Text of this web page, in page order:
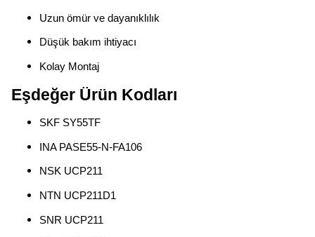
Uzun ömür ve dayanıklılık
Düşük bakım ihtiyacı
Kolay Montaj
Eşdeğer Ürün Kodları
SKF SY55TF
INA PASE55-N-FA106
NSK UCP211
NTN UCP211D1
SNR UCP211